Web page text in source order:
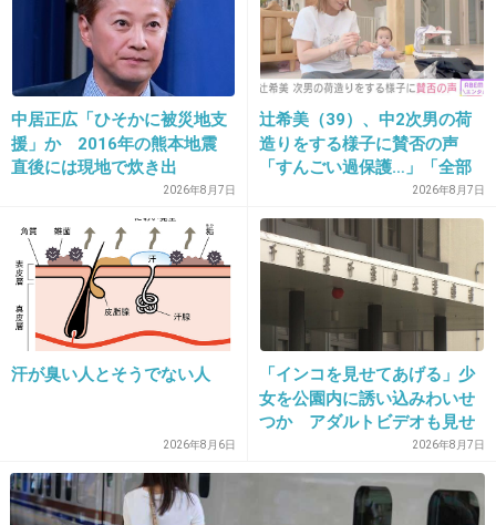
2013/12/04(水) 14:06:33
結婚や出産はおめでたいことだからまだ分かる
けど
さすがに離婚をバラエティ番組で扱うのはおか
+128
30. 匿名 2013/12/04(水) 14:06:55
記事の中で、どっちも「尊敬する気持ちは変わ
りません」って書いてるけどさ決まり文句だよ
ませんて。
中居正広「ひそかに被災地支
援」か 2016年の熊本地震
直後には現地で炊き出
し “誰にも知られなくて良
い”と、むしろ強まる福祉活
動への思い
2026年8月7日
辻希美（39）、中2次男の荷
造りをする様子に賛否の声
「すんごい過保護…」「全部
ママが準備してくれるんだ」
2026年8月7日
汗が臭い人とそうでない人
2026年8月6日
「インコを見せてあげる」少
女を公園内に誘い込みわいせ
つか アダルトビデオも見せ
「どのような顔をするのか性
的な興味湧いた」75歳男を逮
2026年8月7日